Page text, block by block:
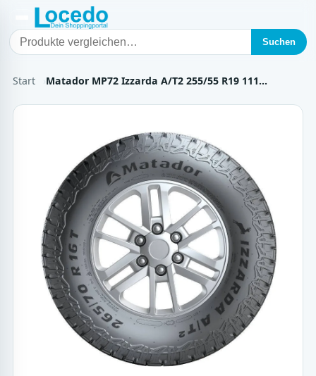
Suchen
Start Matador MP72 Izzarda A/T2 255/55 R19 111…